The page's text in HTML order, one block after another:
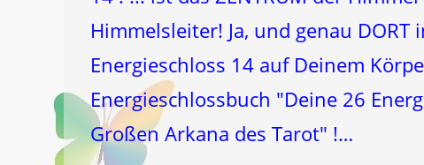
Himmelsleiter! Ja, und genau
Energieschloss 14 auf Deinem
Energieschlossbuch "Deine 26
Großen Arkana des Tarot" !…